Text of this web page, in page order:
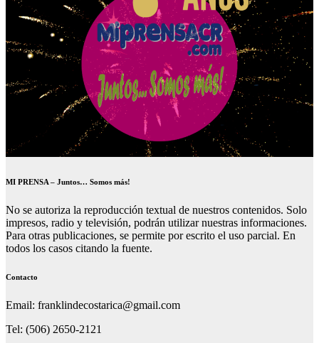
MI PRENSA – Juntos… Somos más!
No se autoriza la reproducción textual de nuestros contenidos. Solo
impresos, radio y televisión, podrán utilizar nuestras informaciones.
Para otras publicaciones, se permite por escrito el uso parcial. En
todos los casos citando la fuente.
Contacto
Email: franklindecostarica@gmail.com
Tel: (506) 2650-2121